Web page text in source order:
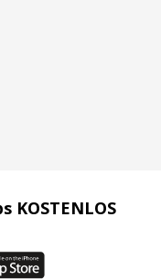
KOSTENLOS